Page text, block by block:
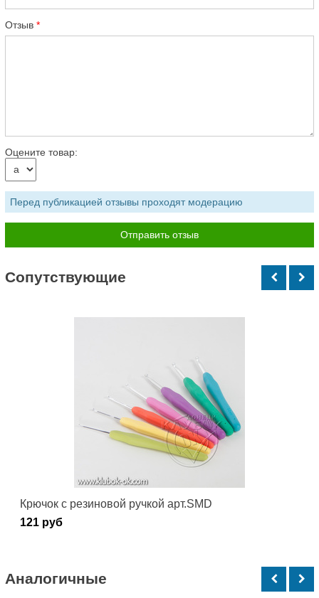
Отзыв
Оцените товар:
Перед публикацией отзывы проходят модерацию
Cопутствующие
Крючок с резиновой ручкой арт.SMD
121 руб
Аналогичные